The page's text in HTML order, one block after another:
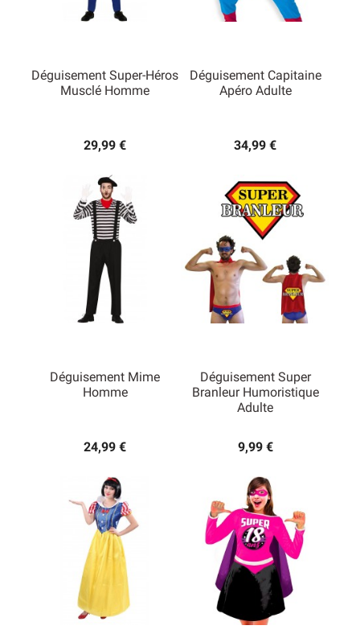
Déguisement Super-Héros
Musclé Homme
29,99 €
Déguisement Capitaine
Apéro Adulte
34,99 €
Déguisement Mime
Homme
24,99 €
Déguisement Super
Branleur Humoristique
Adulte
9,99 €